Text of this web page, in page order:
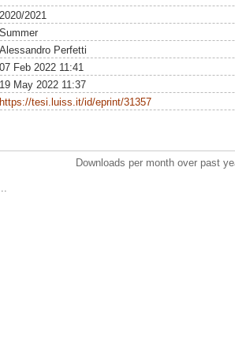
2020/2021
Summer
Alessandro Perfetti
07 Feb 2022 11:41
19 May 2022 11:37
https://tesi.luiss.it/id/eprint/31357
Downloads per month over past